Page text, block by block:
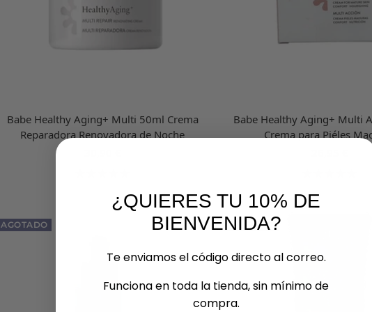
Babe Healthy Aging+ Multi 50ml Crema
Reparadora Renovadora de Noche
Babe Healthy Aging+ Multi
Crema para Piéles
AGOTADO AGOTADO
¿QUIERES TU 10% DE
BIENVENIDA?
Te enviamos el código directo al correo.
Funciona en toda la tienda, sin mínimo de
compra.